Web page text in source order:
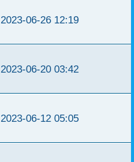
2023-06-26 12:19
2023-06-20 03:42
2023-06-12 05:05